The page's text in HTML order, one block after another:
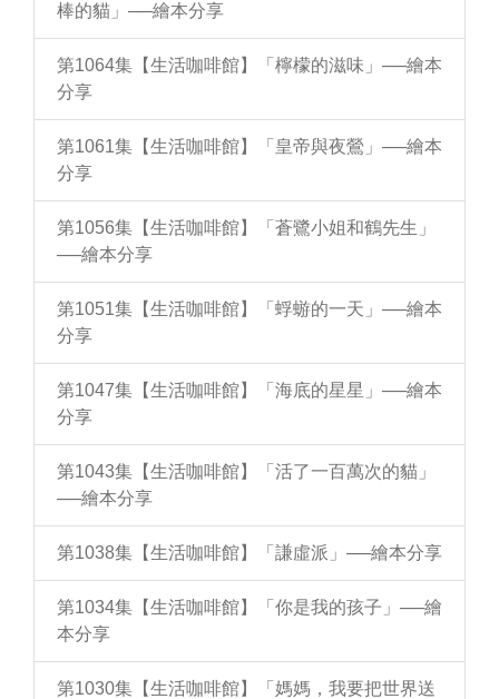
棒的貓」──繪本分享
第1064集【生活咖啡館】「檸檬的滋味」──繪本
分享
第1061集【生活咖啡館】「皇帝與夜鶯」──繪本
分享
第1056集【生活咖啡館】「蒼鷺小姐和鶴先生」
──繪本分享
第1051集【生活咖啡館】「蜉蝣的一天」──繪本
分享
第1047集【生活咖啡館】「海底的星星」──繪本
分享
第1043集【生活咖啡館】「活了一百萬次的貓」
──繪本分享
第1038集【生活咖啡館】「謙虛派」──繪本分享
第1034集【生活咖啡館】「你是我的孩子」──繪
本分享
第1030集【生活咖啡館】「媽媽，我要把世界送